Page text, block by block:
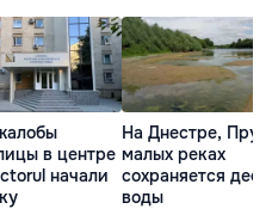
в центре
начали
На Днестре,
малых реках
сохраняется
воды